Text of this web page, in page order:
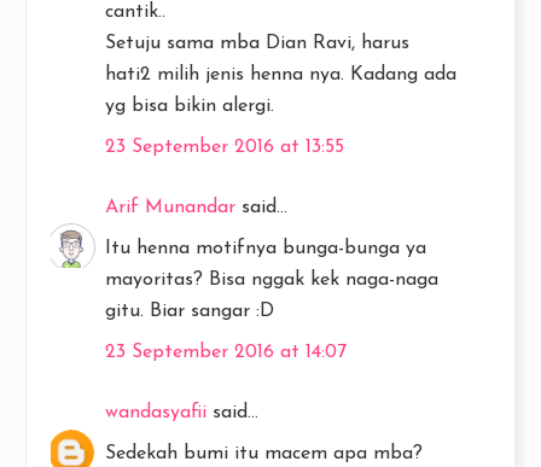
cantik..
Setuju sama mba Dian Ravi, harus
hati2 milih jenis henna nya. Kadang ada
yg bisa bikin alergi.
23 September 2016 at 13:55
Arif Munandar said...
Itu henna motifnya bunga-bunga ya
mayoritas? Bisa nggak kek naga-naga
gitu. Biar sangar :D
23 September 2016 at 14:07
wandasyafii said...
Sedekah bumi itu macem apa mba?